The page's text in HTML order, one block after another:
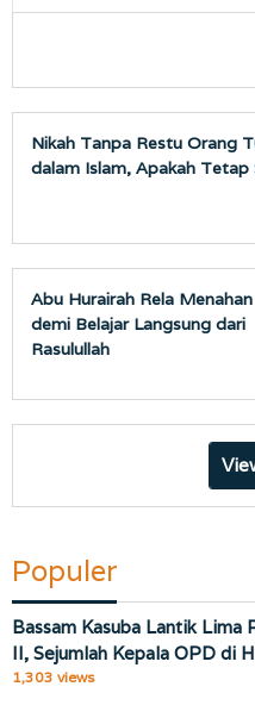
Nikah Tanpa Restu Orang
dalam Islam, Apakah Tetap
Abu Hurairah Rela
demi Belajar Langsung dari
Rasulullah
Populer
Bassam Kasuba Lantik Lima
II, Sejumlah Kepala OPD di
1,303 views